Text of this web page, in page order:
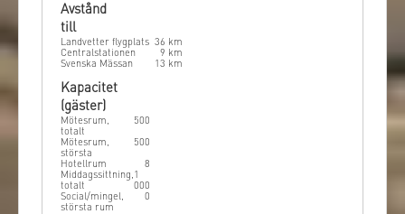
konferensanläggning. Flyghistoria och nutid
möts i denna spektakulära, underjordiska
miljö, som tidigare var ett topphemligt militärt
bergrum.
Avstånd
till
Landvetter flygplats 36 km
Centralstationen
9 km
Svenska Mässan
13 km
Kapacitet
(gäster)
Mötesrum,
totalt
500
Mötesrum,
största
500
Hotellrum
8
Middagssittning,
totalt
1
000
Social/mingel,
största rum
0